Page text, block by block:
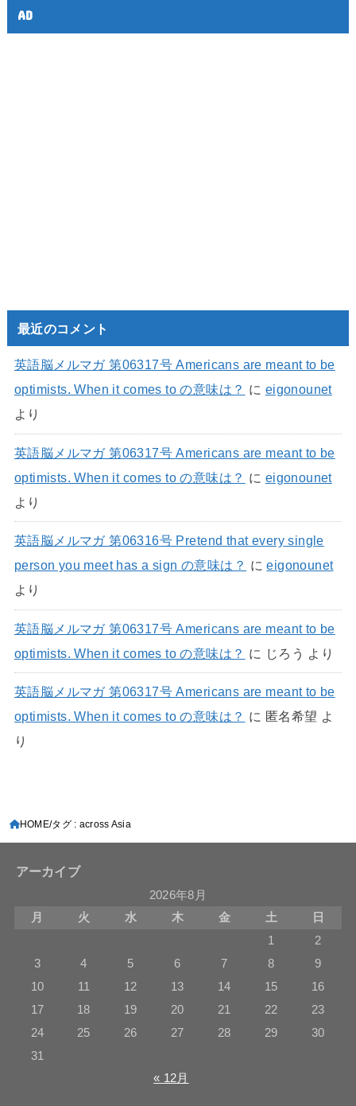
AD
最近のコメント
英語脳メルマガ 第06317号 Americans are meant to be
optimists. When it comes to の意味は？ に eigonounet
より
英語脳メルマガ 第06317号 Americans are meant to be
optimists. When it comes to の意味は？ に eigonounet
より
英語脳メルマガ 第06316号 Pretend that every single
person you meet has a sign の意味は？ にeigonounet
より
英語脳メルマガ 第06317号 Americans are meant to be
optimists. When it comes to の意味は？ に じろう より
英語脳メルマガ 第06317号 Americans are meant to be
optimists. When it comes to の意味は？ に 匿名希望 よ
り
HOME タグ : across Asia
アーカイブ
2026年8月
月
火 水 木 金 土
日
1
2
3
4 5 6 7 8
9
10
11 12 13 14 15
16
17
18 19 20 21 22
23
24
25 26 27 28 29
30
31
« 12月